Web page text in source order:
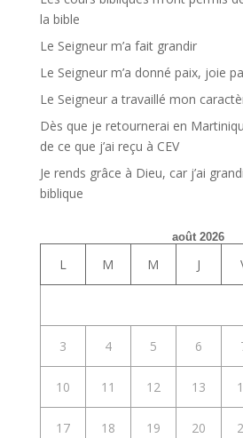
la bible
Le Seigneur m’a fait grandir
Le Seigneur m’a donné paix, joie
Le Seigneur a travaillé mon
Dès que je retournerai en
de ce que j’ai reçu à CEV
Je rends grâce à Dieu, car j’ai
biblique
août 2026
L M M J
3 4 5 6
10 11 12 13
17 18 19 20